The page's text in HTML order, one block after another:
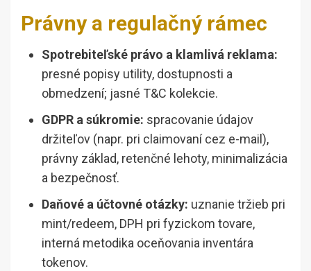
Právny a regulačný rámec
Spotrebiteľské právo a klamlivá reklama:
presné popisy utility, dostupnosti a
obmedzení; jasné T&C kolekcie.
GDPR a súkromie: spracovanie údajov
držiteľov (napr. pri claimovaní cez e-mail),
právny základ, retenčné lehoty, minimalizácia
a bezpečnosť.
Daňové a účtovné otázky: uznanie tržieb pri
mint/redeem, DPH pri fyzickom tovare,
interná metodika oceňovania inventára
tokenov.